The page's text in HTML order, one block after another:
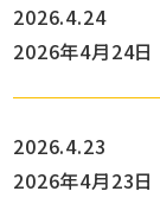
2026.4.24
2026年4月24日
2026.4.23
2026年4月23日